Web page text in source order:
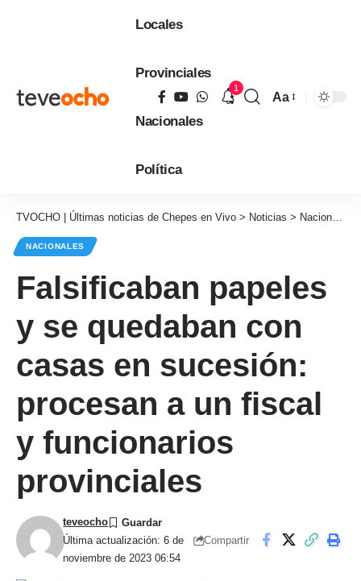
Locales
Provinciales
Nacionales
Política
1
Aa
TVOCHO | Últimas noticias de Chepes en Vivo > Noticias > Nacionales
NACIONALES
Falsificaban papeles
y se quedaban con
casas en sucesión:
procesan a un fiscal
y funcionarios
provinciales
Última actualización: 6 de
noviembre de 2023 06:54
teveocho
Compartir